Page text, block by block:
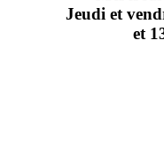
Jeudi et
et